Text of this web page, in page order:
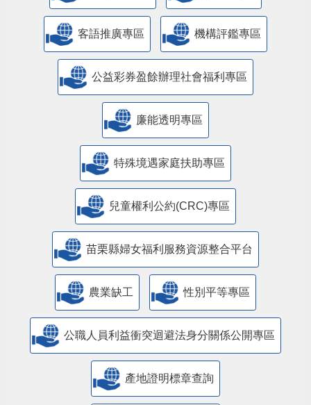
客語推廣專區 機構評鑑專區
公益彩券盈餘辦理社會福利專區
廉能透明專區
特殊境遇家庭扶助專區
兒童權利公約(CRC)專區
苗栗縣婦女福利服務資源整合平台
農業缺工 性別平等專區
公職人員利益衝突迴避法身分關係公開專區
產地證明標章查詢